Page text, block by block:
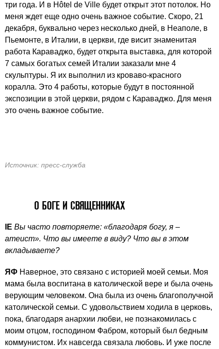
три года. И в Hôtel de Ville будет открыт этот потолок. Но
меня ждет еще одно очень важное событие. Скоро, 21
декабря, буквально через несколько дней, в Неаполе, в
Пьемонте, в Италии, в церкви, где висит знаменитая
работа Караваджо, будет открыта выставка, для которой
7 самых богатых семей Италии заказали мне 4
скульптуры. Я их выполнил из кроваво-красного
коралла. Это 4 работы, которые будут в постоянной
экспозиции в этой церкви, рядом с Караваджо. Для меня
это очень важное событие.
Источник: пресс-служба
О БОГЕ И СВЯЩЕННИКАХ
IE Вы часто повторяете: «благодаря богу, я –
атеист». Что вы имеете в виду? Что вы в этом
вкладываете?
ЯФ Наверное, это связано с историей моей семьи. Моя
мама была воспитана в католической вере и была очень
верующим человеком. Она была из очень благополучной
католической семьи. С удовольствием ходила в церковь,
пока, благодаря анархии любви, не познакомилась с
моим отцом, господином Фабром, который был бедным
коммунистом. Их навсегда связала любовь. И уже после